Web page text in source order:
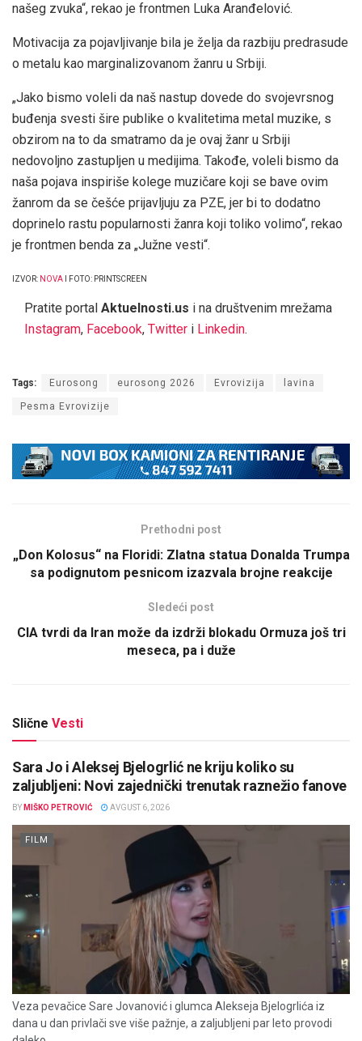
našeg zvuka“, rekao je frontmen Luka Aranđelović.
Motivacija za pojavljivanje bila je želja da razbiju predrasude
o metalu kao marginalizovanom žanru u Srbiji.
„Jako bismo voleli da naš nastup dovede do svojevrsnog
buđenja svesti šire publike o kvalitetima metal muzike, s
obzirom na to da smatramo da je ovaj žanr u Srbiji
nedovoljno zastupljen u medijima. Takođe, voleli bismo da
naša pojava inspiriše kolege muzičare koji se bave ovim
žanrom da se češće prijavljuju za PZE, jer bi to dodatno
doprinelo rastu popularnosti žanra koji toliko volimo“, rekao
je frontmen benda za „Južne vesti“.
IZVOR: NOVA I FOTO: PRINTSCREEN
Pratite portal Aktuelnosti.us i na društvenim mrežama
Instagram, Facebook, Twitter i Linkedin.
Tags: Eurosong eurosong 2026 Evrovizija lavina
Pesma Evrovizije
Prethodni post
„Don Kolosus“ na Floridi: Zlatna statua Donalda Trumpa
sa podignutom pesnicom izazvala brojne reakcije
Sledeći post
CIA tvrdi da Iran može da izdrži blokadu Ormuza još tri
meseca, pa i duže
Slične Vesti
Sara Jo i Aleksej Bjelogrlić ne kriju koliko su
zaljubljeni: Novi zajednički trenutak raznežio fanove
BY MIŠKO PETROVIĆ AVGUST 6, 2026
FILM
Veza pevačice Sare Jovanović i glumca Alekseja Bjelogrlića iz
dana u dan privlači sve više pažnje, a zaljubljeni par leto provodi